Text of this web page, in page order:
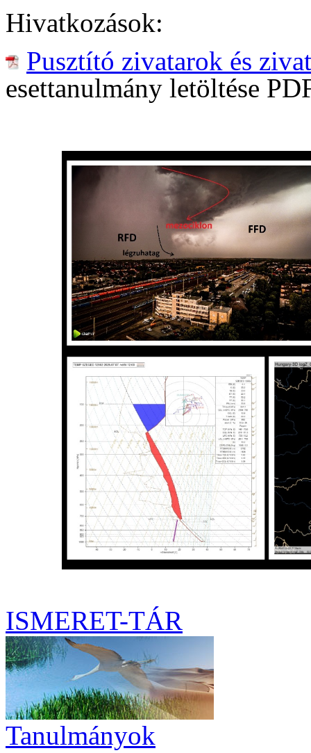
Hivatkozások:
Pusztító zivatarok és
esettanulmány letöltése
ISMERET-TÁR
Tanulmányok